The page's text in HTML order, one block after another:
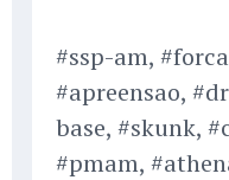
#ssp-am,
#apreensao,
base, #skunk,
#pmam,